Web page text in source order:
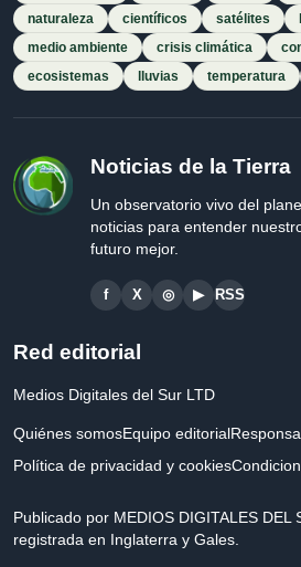
naturaleza
científicos satélites
medio ambiente
crisis climática
ecosistemas
lluvias temperatura
Noticias de la Tierra
Un observatorio vivo del
noticias para entender
futuro mejor.
f X ◎ ▶ RSS
Red editorial
Medios Digitales del Sur LTD
Quiénes somosEquipo editorial
Política de privacidad y cookies
Publicado por MEDIOS DIGITALES DEL
registrada en Inglaterra y Gales.